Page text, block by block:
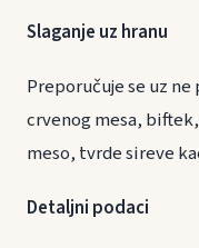
Slaganje uz hranu
Preporučuje se uz
crvenog mesa,
meso, tvrde sireve
Detaljni podaci